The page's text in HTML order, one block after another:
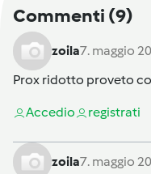
Commenti (9)
zoila7. maggio
Prox ridotto proveto
Accedio registrati
zoila7. maggio